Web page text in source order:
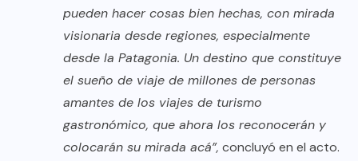
pueden hacer cosas bien hechas, con mirada
visionaria desde regiones, especialmente
desde la Patagonia. Un destino que constituye
el sueño de viaje de millones de personas
amantes de los viajes de turismo
gastronómico, que ahora los reconocerán y
colocarán su mirada acá”, concluyó en el acto.